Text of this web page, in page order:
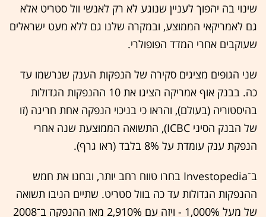
שינוי בה יהפוך לעניין שנוגע לא רק לאנשי וול סטריט אלא
גם לאמריקאי הממוצע, ובמקרה שלנו גם ללא מעט ישראלים
שעוקבים אחרי המדד הפופולרי.
שני הגופים מציגים סקירה של הנפקות הענק שנרשמו עד
כה. בבנק אוף אמריקה הציגו את 10 ההנפקות הגדולות
בהיסטוריה (בעולם), והראו כי בניכוי הנפקה אחת חריגה (זו
של הבנק הסיני ICBC), התשואה הממוצעת שנה אחרי
הנפקת ענק עומדת על 8% בלבד (ראו גרף).
ב־Investopedia בחרו טווח רחב יותר, ובחנו את חמש
ההנפקות הגדולות עד כה בוול סטריט. שתיים הניבו תשואה
של מעל 1,000% - ויזה עם 2,910% מאז ההנפקה ב־2008